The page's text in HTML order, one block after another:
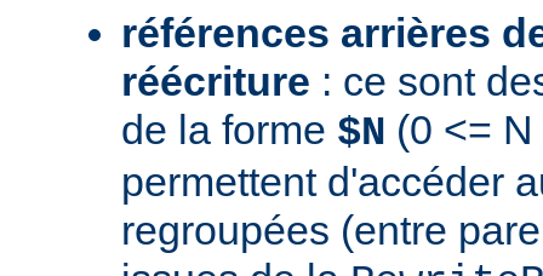
références arrières
réécriture : ce sont
de la forme $N (0 <=
permettent d'accéder
regroupées (entre